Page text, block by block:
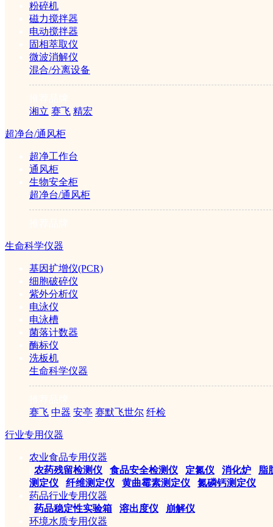
粉碎机
磁力搅拌器
电动搅拌器
固相萃取仪
微波消解仪
混合/分离设备
湘立 赛飞 精宏
超净台/通风柜
超净工作台
通风柜
生物安全柜
超净台/通风柜
生命科学仪器
基因扩增仪(PCR)
细胞破碎仪
紫外分析仪
电泳仪
电泳槽
菌落计数器
酶标仪
洗板机
生命科学仪器
赛飞 中器 安亭 赛默飞世尔 纤检
行业专用仪器
农业食品专用仪器
农药残留检测仪 食品安全检测仪 定氮仪 消化炉
脂
测定仪
纤维测定仪 黄曲霉素测定仪
氮磷钙测定仪
药品行业专用仪器
药品稳定性实验箱 溶出度仪
崩解仪
环境水质专用仪器
促 销 价：立即联系
市 场 价：